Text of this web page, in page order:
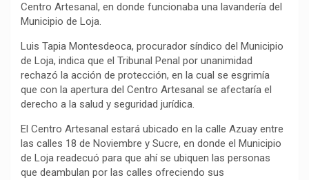
Centro Artesanal, en donde funcionaba una lavandería del
Municipio de Loja.
Luis Tapia Montesdeoca, procurador síndico del Municipio
de Loja, indica que el Tribunal Penal por unanimidad
rechazó la acción de protección, en la cual se esgrimía
que con la apertura del Centro Artesanal se afectaría el
derecho a la salud y seguridad jurídica.
El Centro Artesanal estará ubicado en la calle Azuay entre
las calles 18 de Noviembre y Sucre, en donde el Municipio
de Loja readecuó para que ahí se ubiquen las personas
que deambulan por las calles ofreciendo sus